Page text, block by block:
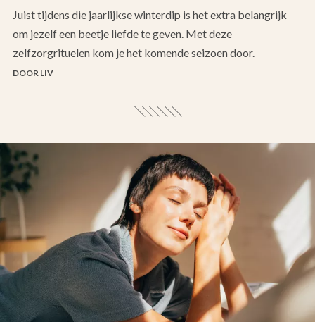
Juist tijdens die jaarlijkse winterdip is het extra belangrijk
om jezelf een beetje liefde te geven. Met deze
zelfzorgrituelen kom je het komende seizoen door.
DOOR LIV